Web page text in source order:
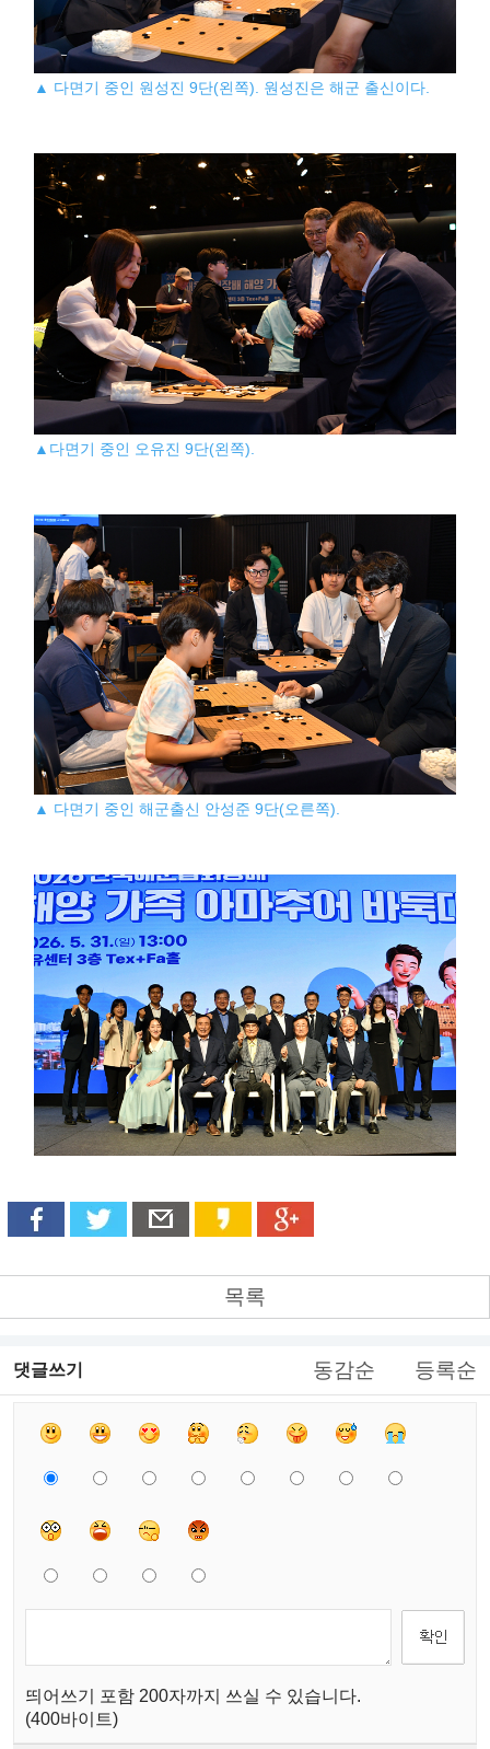
▲ 다면기 중인 원성진 9단(왼쪽). 원성진은 해군 출신이다.
▲다면기 중인 오유진 9단(왼쪽).
▲ 다면기 중인 해군출신 안성준 9단(오른쪽).
목록
댓글쓰기 동감순 등록순
띄어쓰기 포함 200자까지 쓰실 수 있습니다.
(400바이트)